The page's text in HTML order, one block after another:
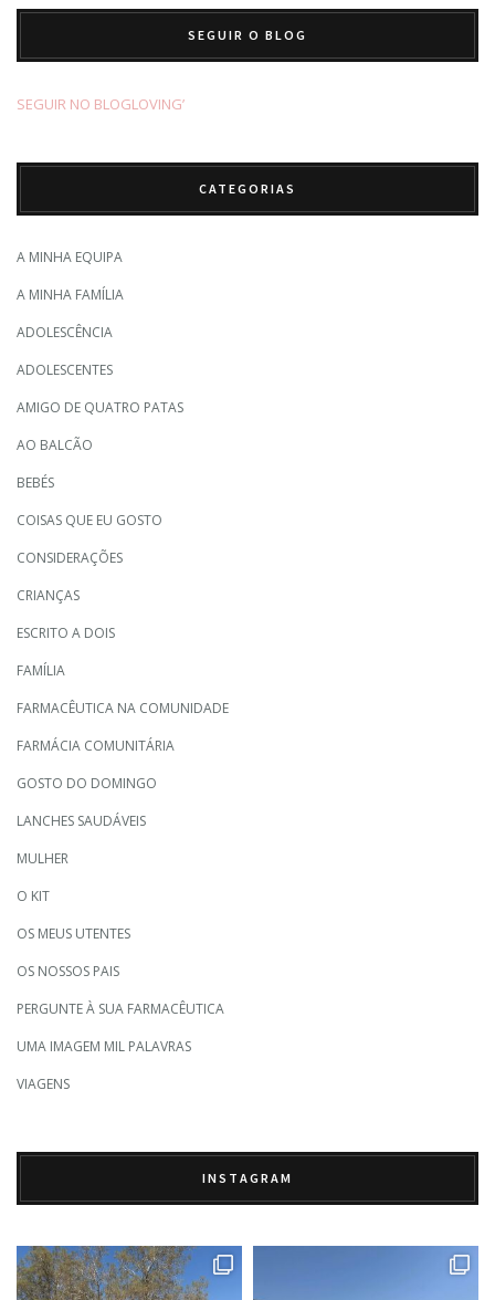
SEGUIR O BLOG
SEGUIR NO BLOGLOVING’
CATEGORIAS
A MINHA EQUIPA
A MINHA FAMÍLIA
ADOLESCÊNCIA
ADOLESCENTES
AMIGO DE QUATRO PATAS
AO BALCÃO
BEBÉS
COISAS QUE EU GOSTO
CONSIDERAÇÕES
CRIANÇAS
ESCRITO A DOIS
FAMÍLIA
FARMACÊUTICA NA COMUNIDADE
FARMÁCIA COMUNITÁRIA
GOSTO DO DOMINGO
LANCHES SAUDÁVEIS
MULHER
O KIT
OS MEUS UTENTES
OS NOSSOS PAIS
PERGUNTE À SUA FARMACÊUTICA
UMA IMAGEM MIL PALAVRAS
VIAGENS
INSTAGRAM